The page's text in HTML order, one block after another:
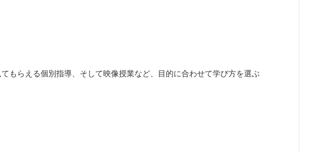
もらえる個別指導、そして映像授業など、目的に合わせて学び方を選ぶ